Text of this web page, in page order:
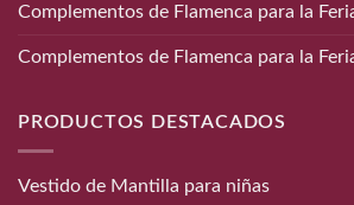
Complementos de Flamenca para la
Complementos de Flamenca para la
PRODUCTOS DESTACADOS
Vestido de Mantilla para niñas